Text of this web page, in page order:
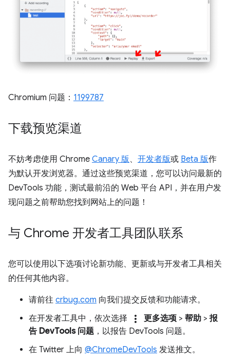
Chromium 问题： 1199787
下载预览渠道
不妨考虑使用 Chrome Canary 版 、 开发者版或 Beta 版作
为默认开发浏览器。通过这些预览渠道，您可以访问最新的
DevTools 功能，测试最前沿的 Web 平台 API，并在用户发
现问题之前帮助您找到网站上的问题！
与 Chrome 开发者工具团队联系
您可以使用以下选项讨论新功能、更新或与开发者工具相关
的任何其他内容。
请前往 crbug.com 向我们提交反馈和功能请求。
在开发者工具中，依次选择
more_vert 更多选项 > 帮助 > 报
告 DevTools 问题 ，以报告 DevTools 问题。
在 Twitter 上向 @ChromeDevTools 发送推文。